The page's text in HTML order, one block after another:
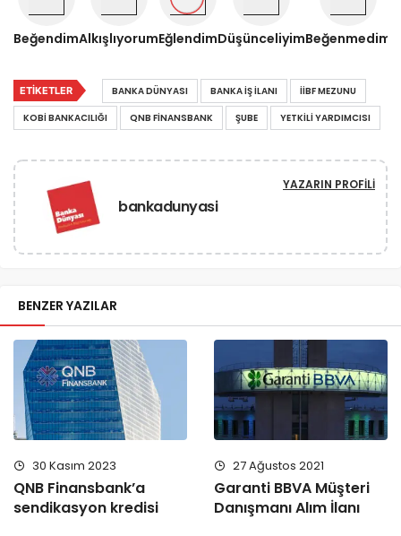
BeğendimAlkışlıyorumEğlendimDüşünceliyimBeğenmedim
ETIKETLER BANKA DÜNYASI BANKA IŞ ILANI
IIBF MEZUNU
KOBI BANKACILIĞI
QNB FINANSBANK ŞUBE YETKILI YARDIMCISI
bankadunyasi
YAZARIN PROFILI
BENZER YAZILAR
30 Kasım 2023
QNB Finansbank’a
sendikasyon kredisi
27 Ağustos 2021
Garanti BBVA Müşteri
Danışmanı Alım İlanı